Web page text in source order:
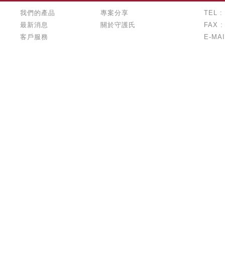
我們的產品
最新消息
客戶服務
專案分享
關於守護氏
TEL :
FAX :
E-